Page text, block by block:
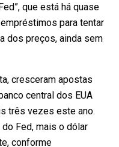
que está há quase
para tentar
dos preços, ainda sem
cresceram apostas
central dos EUA
três vezes este ano.
Fed, mais o dólar
conforme